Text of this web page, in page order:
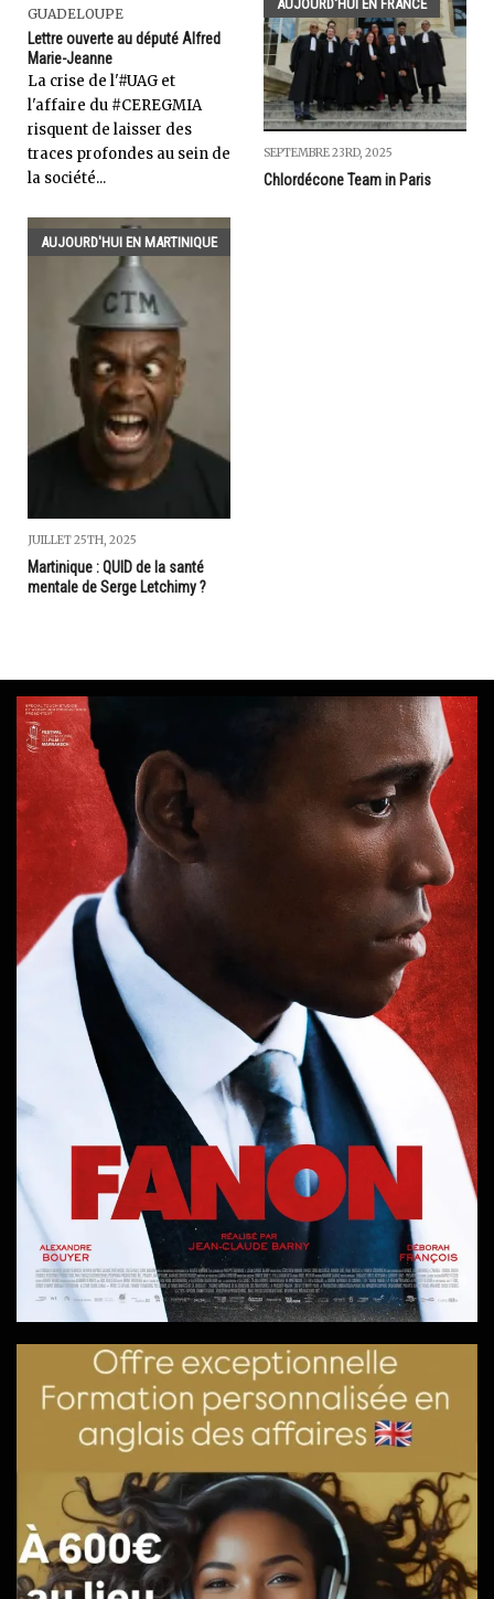
GUADELOUPE
Lettre ouverte au député Alfred
Marie-Jeanne
La crise de l'#UAG et
l'affaire du #CEREGMIA
risquent de laisser des
traces profondes au sein de
la société...
AUJOURD'HUI EN FRANCE
SEPTEMBRE 23RD, 2025
Chlordécone Team in Paris
AUJOURD'HUI EN MARTINIQUE
JUILLET 25TH, 2025
Martinique : QUID de la santé
mentale de Serge Letchimy ?